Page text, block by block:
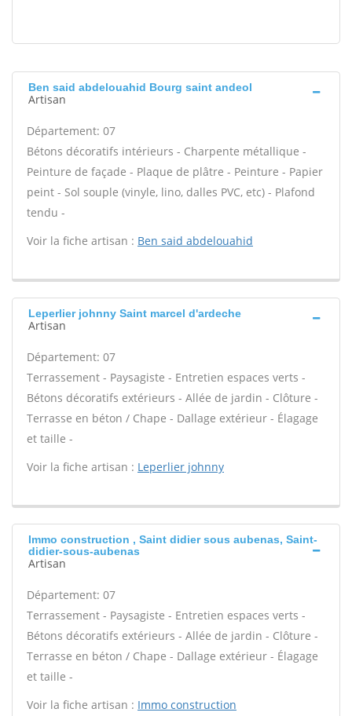
Ben said abdelouahid Bourg saint andeol
Artisan
Département: 07
Bétons décoratifs intérieurs - Charpente métallique -
Peinture de façade - Plaque de plâtre - Peinture - Papier
peint - Sol souple (vinyle, lino, dalles PVC, etc) - Plafond
tendu -
Voir la fiche artisan : Ben said abdelouahid
Leperlier johnny Saint marcel d'ardeche
Artisan
Département: 07
Terrassement - Paysagiste - Entretien espaces verts -
Bétons décoratifs extérieurs - Allée de jardin - Clôture -
Terrasse en béton / Chape - Dallage extérieur - Élagage
et taille -
Voir la fiche artisan : Leperlier johnny
Immo construction , Saint didier sous aubenas, Saint-
didier-sous-aubenas
Artisan
Département: 07
Terrassement - Paysagiste - Entretien espaces verts -
Bétons décoratifs extérieurs - Allée de jardin - Clôture -
Terrasse en béton / Chape - Dallage extérieur - Élagage
et taille -
Voir la fiche artisan : Immo construction